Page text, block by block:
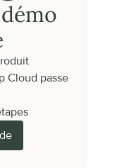
Cloud passe